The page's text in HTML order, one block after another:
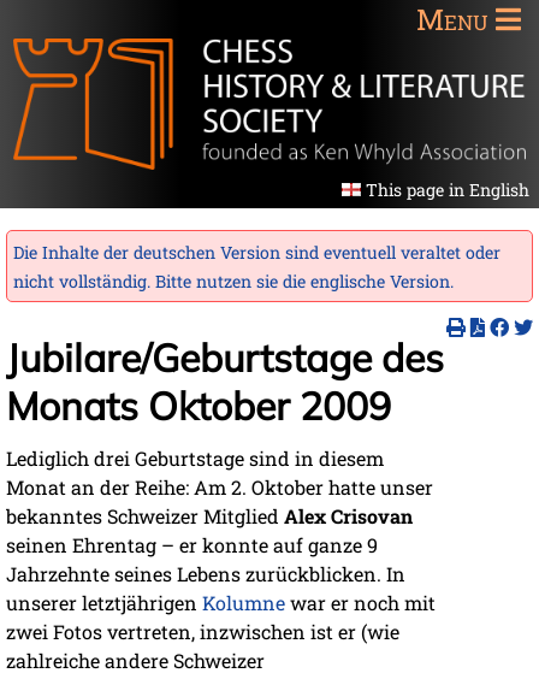
Menu
This page in English
Die Inhalte der deutschen Version sind eventuell veraltet oder
nicht vollständig. Bitte nutzen sie die englische Version.
Jubilare/Geburtstage des
Monats Oktober 2009
Lediglich drei Geburtstage sind in diesem
Monat an der Reihe: Am 2. Oktober hatte unser
bekanntes Schweizer Mitglied Alex Crisovan
seinen Ehrentag – er konnte auf ganze 9
Jahrzehnte seines Lebens zurückblicken. In
unserer letztjährigen Kolumnewar er noch mit
zwei Fotos vertreten, inzwischen ist er (wie
zahlreiche andere Schweizer